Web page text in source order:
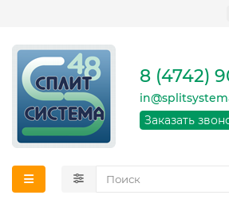
кондиционеров в
области
График работы: 9:00 -
21:00 без перерыва и
8 (4742)
Заказать